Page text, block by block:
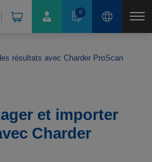
0
résultats avec Charder ProScan
et importer
Charder